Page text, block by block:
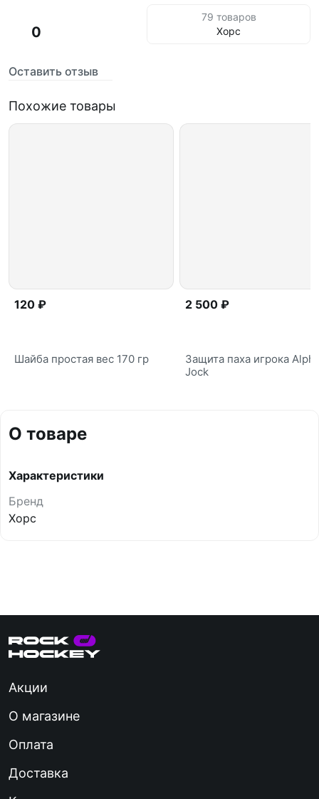
0
Оставить отзыв
79 товаров
Хорс
Похожие товары
120 ₽
Шайба простая вес 170 гр
2 500 ₽
Защита паха игрока
Jock
О товаре
Характеристики
Бренд
Хорс
Акции
О магазине
Оплата
Доставка